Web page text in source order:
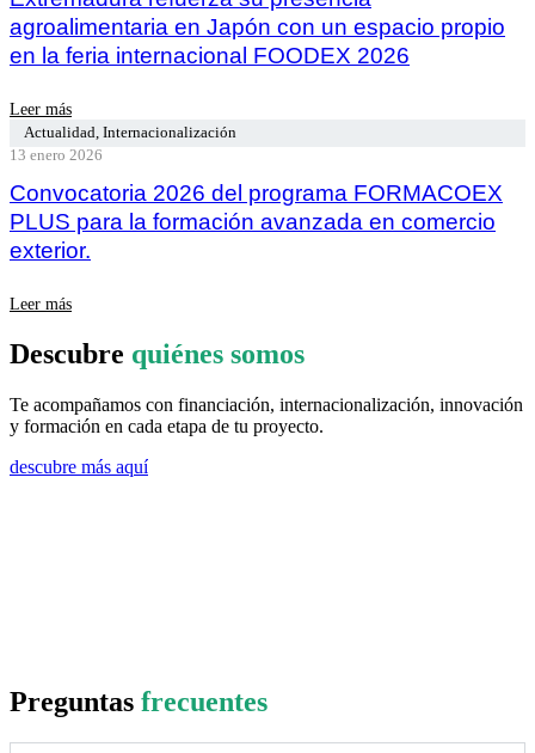
agroalimentaria en Japón con un espacio propio
en la feria internacional FOODEX 2026
Leer más
Actualidad Internacionalización
13 enero 2026
Convocatoria 2026 del programa FORMACOEX
PLUS para la formación avanzada en comercio
exterior.
Leer más
Descubre quiénes somos
Te acompañamos con financiación, internacionalización, innovación
y formación en cada etapa de tu proyecto.
descubre más aquí
Preguntas frecuentes